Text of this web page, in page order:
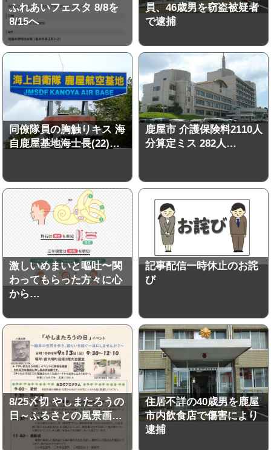
ふれあいフェスタ 8/8を
8/15へ
員、46歳男を窃盗被疑者
で逮捕
同僚隊員の胸触りキス 海
自鹿屋基地海士長(22)…
鹿屋市 介護保険料2110人
分算定ミス 282人…
激しいめまいと嘔吐〜関
わってもらった方々に心
から…
記事配信一時休止のお詫
び
8/25〆切 やしまたろうの
日～ふるさとの風景画…
住居不詳の40歳男を鹿屋
市内飲食店で傷害により
逮捕